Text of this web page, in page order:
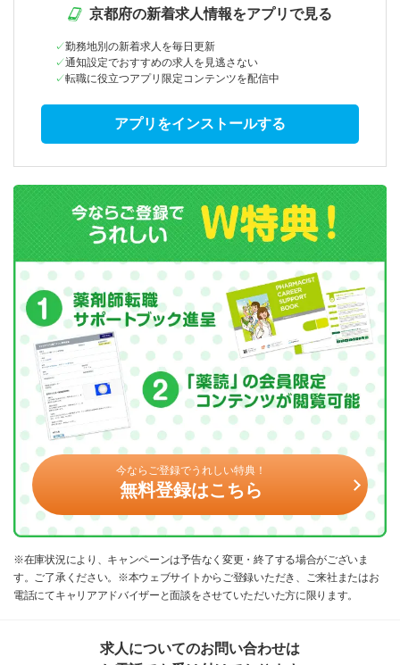
京都府の新着求人情報をアプリで見る
勤務地別の新着求人を毎日更新
通知設定でおすすめの求人を見逃さない
転職に役立つアプリ限定コンテンツを配信中
アプリをインストールする
今ならご登録でうれしい特典！
無料登録はこちら
※在庫状況により、キャンペーンは予告なく変更・終了する場合がございま
す。ご了承ください。※本ウェブサイトからご登録いただき、ご来社またはお
電話にてキャリアアドバイザーと面談をさせていただいた方に限ります。
求人についてのお問い合わせは